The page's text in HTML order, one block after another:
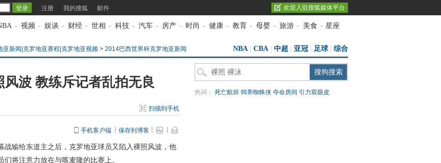
注册 我的搜狐 邮件 欢迎入驻搜狐媒体平台
- 视频 - 娱谈 - 财经 - 世相 - 科技 - 汽车 - 房产 - 时尚 - 健康 - 教育 - 母婴 - 旅游 - 美食 - 星座
亚新闻|克罗地亚赛程|克罗地亚视频 > 2014巴西世界杯克罗地亚新闻 NBA CBA 中超 亚冠 足球| 综合
波 教练斥记者乱拍无良
扫描到手机
手机客户端 保存到博客
输给东道主之后，克罗地亚球员又陷入裸照风波，他
将注意力放在与喀麦隆的比赛上。
热词： 死亡航班 饲养蜘蛛侠 夺命房间 引力双眼皮